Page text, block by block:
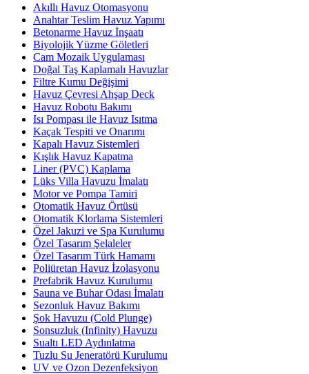
Akıllı Havuz Otomasyonu
Anahtar Teslim Havuz Yapımı
Betonarme Havuz İnşaatı
Biyolojik Yüzme Göletleri
Cam Mozaik Uygulaması
Doğal Taş Kaplamalı Havuzlar
Filtre Kumu Değişimi
Havuz Çevresi Ahşap Deck
Havuz Robotu Bakımı
Isı Pompası ile Havuz Isıtma
Kaçak Tespiti ve Onarımı
Kapalı Havuz Sistemleri
Kışlık Havuz Kapatma
Liner (PVC) Kaplama
Lüks Villa Havuzu İmalatı
Motor ve Pompa Tamiri
Otomatik Havuz Örtüsü
Otomatik Klorlama Sistemleri
Özel Jakuzi ve Spa Kurulumu
Özel Tasarım Şelaleler
Özel Tasarım Türk Hamamı
Poliüretan Havuz İzolasyonu
Prefabrik Havuz Kurulumu
Sauna ve Buhar Odası İmalatı
Sezonluk Havuz Bakımı
Şok Havuzu (Cold Plunge)
Sonsuzluk (Infinity) Havuzu
Sualtı LED Aydınlatma
Tuzlu Su Jeneratörü Kurulumu
UV ve Ozon Dezenfeksiyon